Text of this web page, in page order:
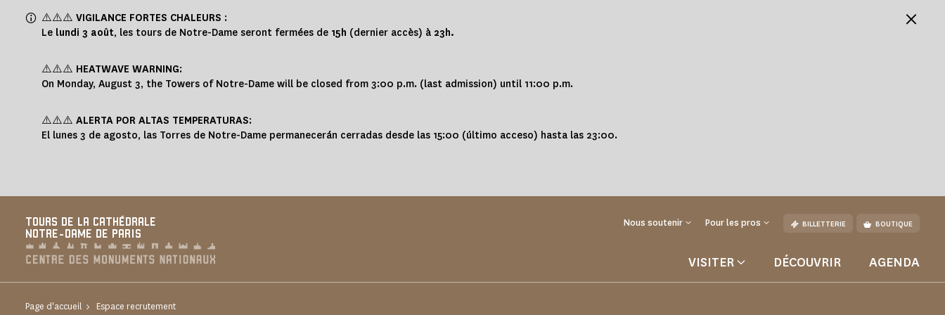
⚠️⚠️⚠️ VIGILANCE FORTES CHALEURS :
Le lundi 3 août, les tours de Notre-Dame seront fermées de 15h (dernier accès) à 23h.
⚠️⚠️⚠️ HEATWAVE WARNING:
On Monday, August 3, the Towers of Notre-Dame will be closed from 3:00 p.m. (last admission) until 11:00 p.m.
⚠️⚠️⚠️ ALERTA POR ALTAS TEMPERATURAS:
El lunes 3 de agosto, las Torres de Notre-Dame permanecerán cerradas desde las 15:00 (último acceso) hasta las 23:00.
TOURS DE LA CATHÉDRALE
NOTRE-DAME DE PARIS
Nous soutenir Pour les pros BILLETTERIE BOUTIQUE
VISITER DÉCOUVRIR AGENDA
Page d'accueil Espace recrutement